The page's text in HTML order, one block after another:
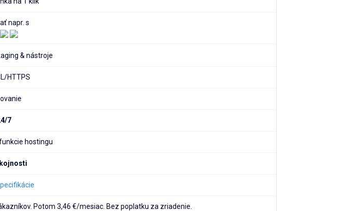
napr. s
& nástroje
HTTPS
7
hostingu
Potom 3,46 €/mesiac. Bez poplatku za zriadenie.